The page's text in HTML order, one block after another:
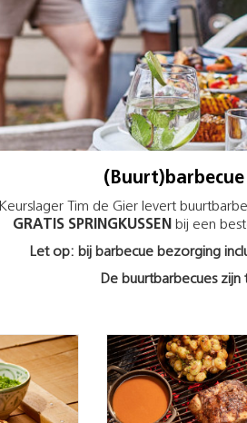
Keurslager Tim de Gier levert
GRATIS SPRINGKUSSEN bij een
Let op: bij barbecue bezorging
De buurtbarbecues zijn